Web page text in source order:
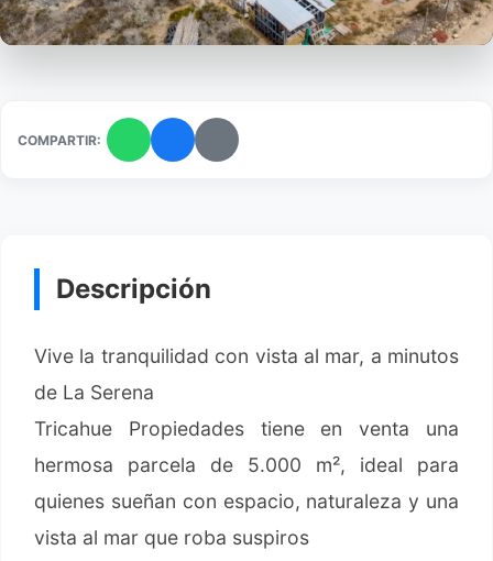
COMPARTIR:
Descripción
Vive la tranquilidad con vista al mar, a minutos
de La Serena
Tricahue Propiedades tiene en venta una
hermosa parcela de 5.000 m², ideal para
quienes sueñan con espacio, naturaleza y una
vista al mar que roba suspiros